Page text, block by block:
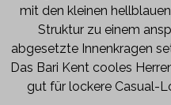
mit den kleinen
Struktur zu einem
abgesetzte Innenkragen
Das Bari Kent cooles
gut für lockere Casual-